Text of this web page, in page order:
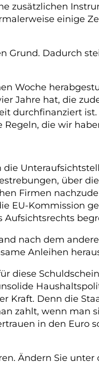
zusätzlichen
einige
Grund. Dadurch
Woche
Jahre hat, die
durchfinanziert
die wir
über
Firmen
EU-Kommission
nach dem
Anleihen
diese
Kraft. Denn die
zahlt, wenn man
in den Euro
Ändern Sie